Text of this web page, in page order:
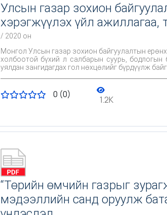
Улсын газар зохион
хэрэгжүүлэх үйл ажиллагаа,
/ 2020 он
Монгол Улсын газар зохион байгуулалтын
холбоотой бүхий л салбарын суурь,
уялдан зангидагдах гол нөхцөлийг бүрдүүлж
0 (0) 1.2K
“Төрийн өмчийн газрыг
мэдээллийн санд оруулж